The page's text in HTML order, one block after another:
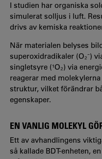
I studien har organiska
simulerat solljus i luft.
drivs av kemiska
När materialen belyses
superoxidradikaler (O₂⁻)
singletsyre (¹O₂) via
reagerar med
struktur, vilket förändrar
egenskaper.
EN VANLIG MOLEKYL
Ett av avhandlingens
så kallade BDT-enheten,